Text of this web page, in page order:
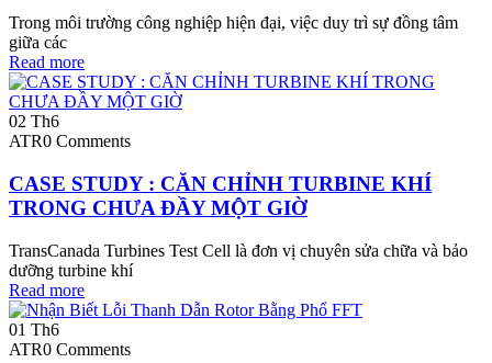
Trong môi trường công nghiệp hiện đại, việc duy trì sự đồng tâm
giữa các
Read more
02 Th6
ATR0 Comments
CASE STUDY : CĂN CHỈNH TURBINE KHÍ
TRONG CHƯA ĐẦY MỘT GIỜ
TransCanada Turbines Test Cell là đơn vị chuyên sửa chữa và bảo
dưỡng turbine khí
Read more
01 Th6
ATR0 Comments